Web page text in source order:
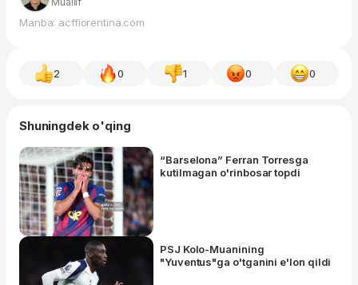
Manba: acffiorentina.com
2 0 1 0 0
Shuningdek o'qing
“Barselona” Ferran Torresga
kutilmagan o'rinbosar topdi
PSJ Kolo-Muanining
"Yuventus"ga o'tganini e'lon qildi